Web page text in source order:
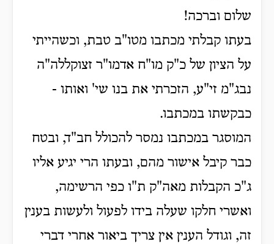
שלום וברכה!
בעתו קבלתי מכתבו מטו"ב טבת, וכשהייתי
על הציון של כ"ק מו"ח אדמו"ר זצוקללה"ה
נבג"מ זי"ע, הזכרתי את בנו שי' ואותו -
כבקשתו במכתבו.
המוסגר במכתבו נמסר להכולל חב"ד, ובטח
כבר קיבל אישור מהם, ובעתו הרי יגיע אליו
ג"כ הקבלות מאה"ק ת"ו כפי הרשימה,
ואשרי חלקו שעלה בידו לפעול ולעשות בענין
זה, וגודל הענין אין צריך ביאור אחרי דברי